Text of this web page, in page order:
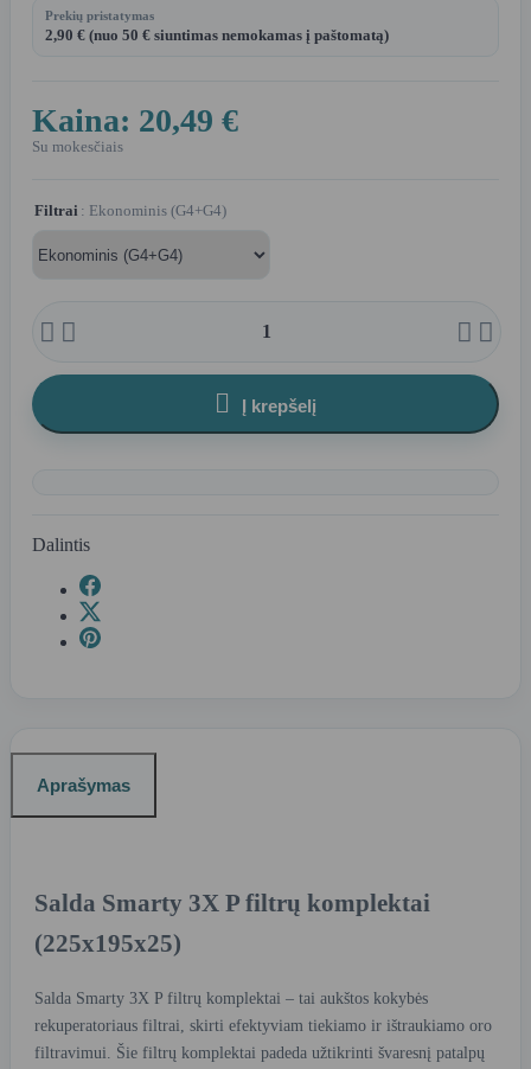
Prekių pristatymas
2,90 € (nuo 50 € siuntimas nemokamas į paštomatą)
Kaina: 20,49 €
Su mokesčiais
Filtrai : Ekonominis (G4+G4)
   
 Į krepšelį
Dalintis
Aprašymas
Salda Smarty 3X P filtrų komplektai
(225x195x25)
Salda Smarty 3X P filtrų komplektai – tai aukštos kokybės
rekuperatoriaus filtrai, skirti efektyviam tiekiamo ir ištraukiamo oro
filtravimui. Šie filtrų komplektai padeda užtikrinti švaresnį patalpų